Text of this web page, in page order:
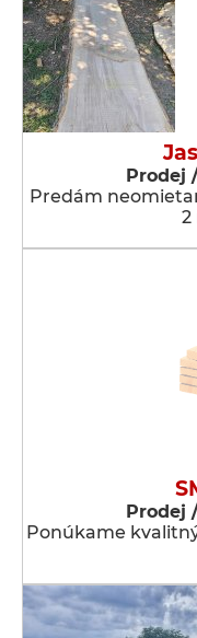
Prodej
Predám
2
Prodej
Ponúkame